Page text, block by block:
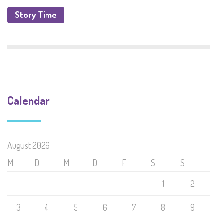
Story Time
Calendar
August 2026
M
D M D F S
S
1
2
3 4 5 6 7 8 9